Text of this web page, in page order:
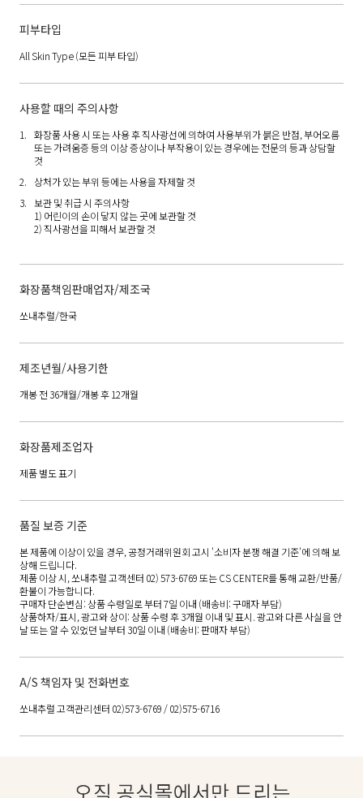
피부타입
All Skin Type(모든 피부 타입)
사용할 때의 주의사항
화장품 사용 시 또는 사용 후 직사광선에 의하여 사용부위가 붉은 반점, 부어오름
또는 가려움증 등의 이상 증상이나 부작용이 있는 경우에는 전문의 등과 상담할
것
상처가 있는 부위 등에는 사용을 자제할 것
보관 및 취급 시 주의사항
1) 어린이의 손이 닿지 않는 곳에 보관할 것
2) 직사광선을 피해서 보관할 것
화장품책임판매업자/제조국
쏘내추럴/한국
제조년월/사용기한
개봉 전 36개월/개봉 후 12개월
화장품제조업자
제품 별도 표기
품질 보증 기준
본 제품에 이상이 있을 경우, 공정거래위원회 고시 '소비자 분쟁 해결 기준'에 의해 보
상해 드립니다.
제품 이상 시, 쏘내추럴 고객센터 02) 573-6769 또는 CS CENTER를 통해 교환/반품/
환불이 가능합니다.
구매자 단순변심: 상품 수령일로 부터 7일 이내 (배송비: 구매자 부담)
상품하자/표시, 광고와 상이: 상품 수령 후 3개월 이내 및 표시. 광고와 다른 사실을 안
날 또는 알 수 있었던 날부터 30일 이내 (배송비: 판매자 부담)
A/S 책임자 및 전화번호
쏘내추럴 고객관리센터 02)573-6769 / 02)575-6716